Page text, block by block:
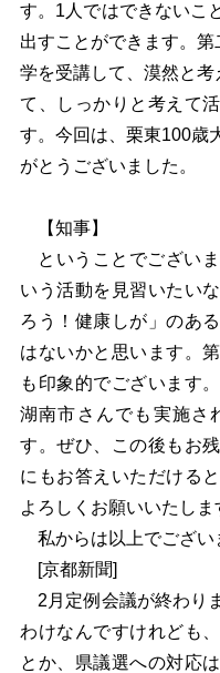
す。1人ではできないこ
出すことができます。
学を受講して、漠然と
て、しっかりと考えて
す。今回は、栗東100歳
がとうございました。
【知事】
ということでござい
いう活動を見習いたい
ろう！健康しが」のあ
はないかと思います。
も印象的でございます
湖南市さんでも実施さ
す。ぜひ、この後もお
にもお答えいただける
よろしくお願いいたしま
私からは以上でござい
[京都新聞]
2月定例会議が終わり
わけなんですけれども
とか、県議選への対応